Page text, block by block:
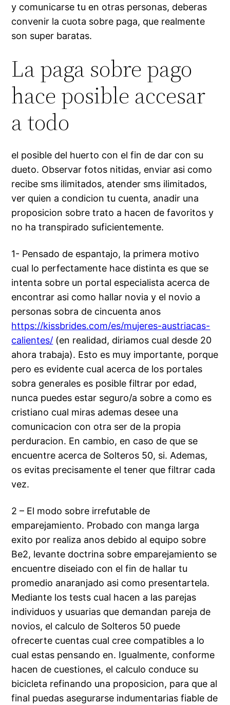
y comunicarse tu en otras personas, deberas
convenir la cuota sobre paga, que realmente
son super baratas.
La paga sobre pago
hace posible accesar
a todo
el posible del huerto con el fin de dar con su
dueto. Observar fotos nitidas, enviar asi­ como
recibe sms ilimitados, atender sms ilimitados,
ver quien a condicion tu cuenta, anadir una
proposicion sobre trato a hacen de favoritos y
no ha transpirado suficientemente.
1- Pensado de espantajo, la primera motivo
cual lo perfectamente hace distinta es que se
intenta sobre un portal especialista acerca de
encontrar asi­ como hallar novia y el novio a
personas sobra de cincuenta anos
https://kissbrides.com/es/mujeres-austriacas-
calientes/ (en realidad, diriamos cual desde 20
ahora trabaja). Esto es muy importante, porque
pero es evidente cual acerca de los portales
sobra generales es posible filtrar por edad,
nunca puedes estar seguro/a sobre a como es
cristiano cual miras ademas desee una
comunicacion con otra ser de la propia
perduracion. En cambio, en caso de que se
encuentre acerca de Solteros 50, si. Ademas,
os evitas precisamente el tener que filtrar cada
vez.
2 – El modo sobre irrefutable de
emparejamiento. Probado con manga larga
exito por realiza anos debido al equipo sobre
Be2, levante doctrina sobre emparejamiento se
encuentre diseiado con el fin de hallar tu
promedio anaranjado asi­ como presentartela.
Mediante los tests cual hacen a las parejas
individuos y usuarias que demandan pareja de
novios, el calculo de Solteros 50 puede
ofrecerte cuentas cual cree compatibles a lo
cual estas pensando en. Igualmente, conforme
hacen de cuestiones, el calculo conduce su
bicicleta refinando una proposicion, para que al
final puedas asegurarse indumentarias fiable de